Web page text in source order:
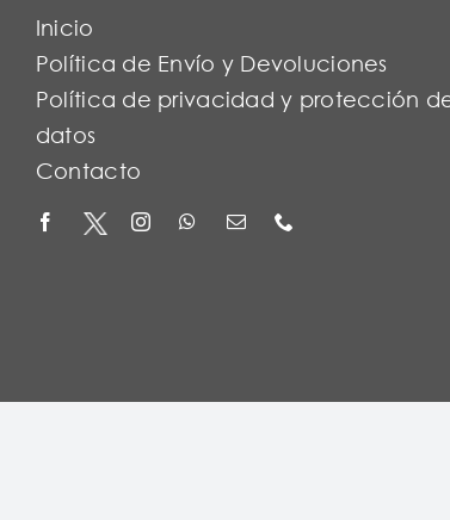
Inicio
Política de Envío y Devoluciones
Política de privacidad y protección
datos
Contacto